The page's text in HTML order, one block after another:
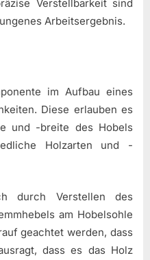
Verstellbarkeit sind
Arbeitsergebnis.
im Aufbau eines
Diese erlauben es
und -breite des Hobels
Holzarten und -
durch Verstellen des
am Hobelsohle
geachtet werden, dass
dass es das Holz